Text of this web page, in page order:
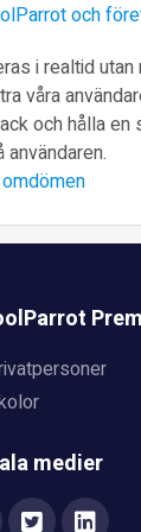
och
i realtid
våra
och hålla en
medier